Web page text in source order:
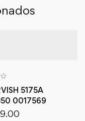
5175A
0017569